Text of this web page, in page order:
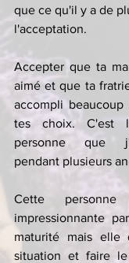
que ce qu'il y a de
l'acceptation.
Accepter que ta
aimé et que ta
accompli
tes choix. C'est
personne que
pendant plusieurs
Cette
impressionnante
maturité mais elle
situation et faire